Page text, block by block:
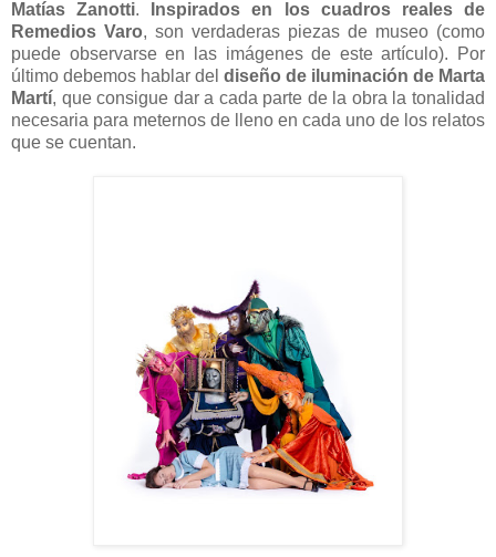
Matías Zanotti.
Inspirados en los cuadros reales de
Remedios Varo, son verdaderas piezas de museo (como
puede observarse en las imágenes de este artículo). Por
último debemos hablar del diseño de iluminación de Marta
Martí, que consigue dar a cada parte de la obra la tonalidad
necesaria para meternos de lleno en cada uno de los relatos
que se cuentan.